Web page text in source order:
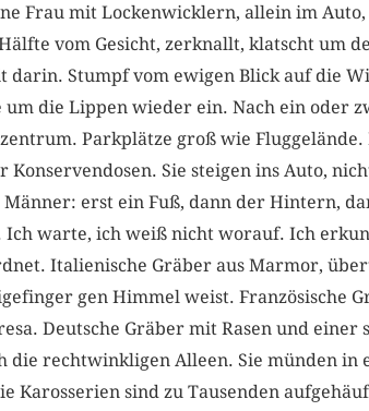
Frau mit Lockenwicklern, allein im
vom Gesicht, zerknallt, klatscht um
darin. Stumpf vom ewigen Blick auf die
um die Lippen wieder ein. Nach ein oder
Parkplätze groß wie
Konservendosen. Sie steigen ins Auto,
erst ein Fuß, dann der Hintern,
warte, ich weiß nicht worauf. Ich
Italienische Gräber aus Marmor,
gen Himmel weist. Französische
Deutsche Gräber mit Rasen und einer
die rechtwinkligen Alleen. Sie münden in
Karosserien sind zu Tausenden